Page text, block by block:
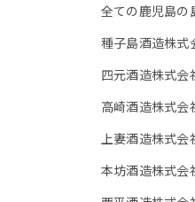
全ての鹿児島の
種子島酒造株式
四元酒造株式会
高崎酒造株式会
上妻酒造株式会
本坊酒造株式会